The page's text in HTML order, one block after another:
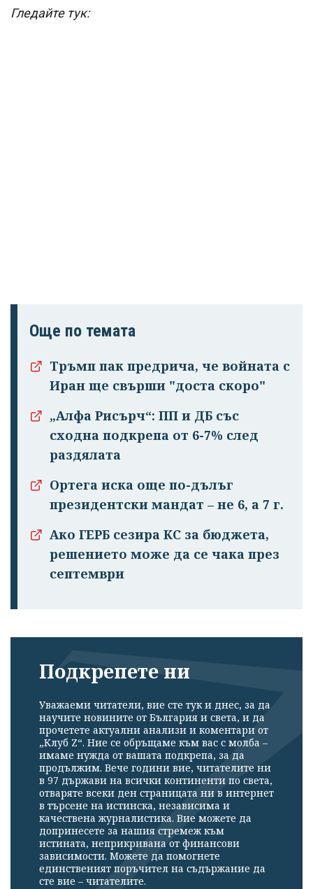
Гледайте тук:
Още по темата
Тръмп пак предрича, че войната с
Иран ще свърши "доста скоро"
„Алфа Рисърч“: ПП и ДБ със
сходна подкрепа от 6-7% след
раздялата
Ортега иска още по-дълъг
президентски мандат – не 6, а 7 г.
Ако ГЕРБ сезира КС за бюджета,
решението може да се чака през
септември
Подкрепете ни
Уважаеми читатели, вие сте тук и днес, за да
научите новините от България и света, и да
прочетете актуални анализи и коментари от
„Клуб Z“. Ние се обръщаме към вас с молба –
имаме нужда от вашата подкрепа, за да
продължим. Вече години вие, читателите ни
в 97 държави на всички континенти по света,
отваряте всеки ден страницата ни в интернет
в търсене на истинска, независима и
качествена журналистика. Вие можете да
допринесете за нашия стремеж към
истината, неприкривана от финансови
зависимости. Можете да помогнете
единственият поръчител на съдържание да
сте вие – читателите.